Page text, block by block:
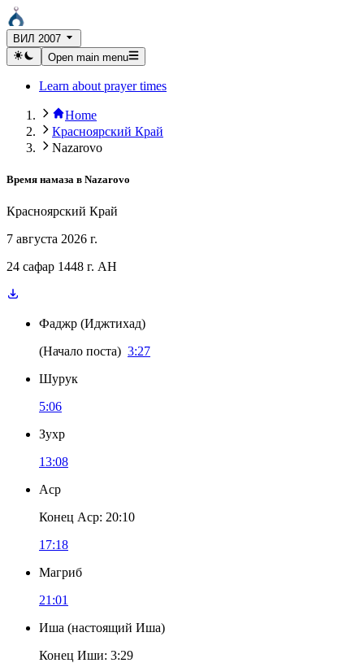
ВИЛ 2007
Open main menu
Learn about prayer times
Home
Красноярский Край
Nazarovo
Время намаза в Nazarovo
Красноярский Край
7 августа 2026 г.
24 сафар 1448 г. AH
Фаджр (Иджтихад)
(Начало поста) 3:27
Шурук
5:06
Зухр
13:08
Аср
Конец Аср: 20:10
17:18
Магриб
21:01
Иша (настоящий Иша)
Конец Иши: 3:29